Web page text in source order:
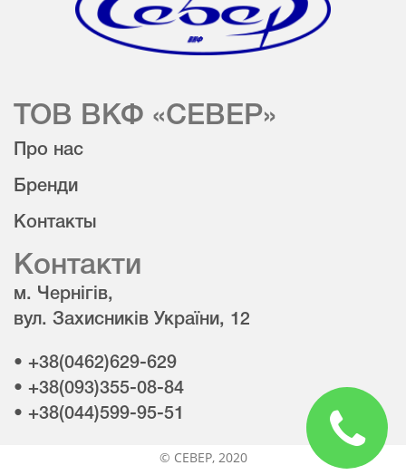
ТОВ ВКФ «СЕВЕР»
Про нас
Бренди
Контакты
Контакти
м. Чернігів,
вул. Захисників України, 12
• +38(0462)629-629
• +38(093)355-08-84
• +38(044)599-95-51
© CЕВЕР, 2020